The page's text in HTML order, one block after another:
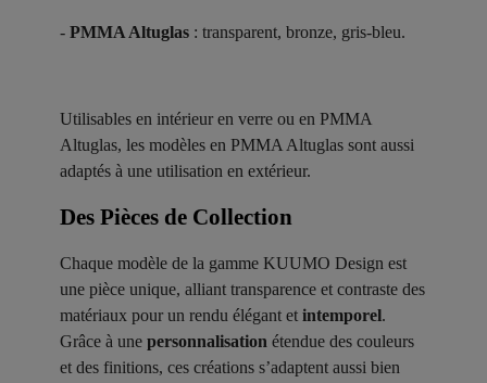
- PMMA Altuglas : transparent, bronze, gris-bleu.
Utilisables en intérieur en verre ou en PMMA
Altuglas, les modèles en PMMA Altuglas sont aussi
adaptés à une utilisation en extérieur.
Des Pièces de Collection ​
Chaque modèle de la gamme KUUMO Design est
une pièce unique, alliant transparence et contraste des
matériaux pour un rendu élégant et intemporel.
Grâce à une personnalisation étendue des couleurs
et des finitions, ces créations s’adaptent aussi bien